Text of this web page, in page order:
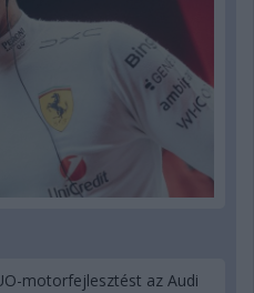
motorfejlesztést az Audi